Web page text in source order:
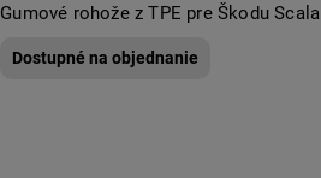
Gumové rohože z TPE pre Škodu Scala
Dostupné na objednanie